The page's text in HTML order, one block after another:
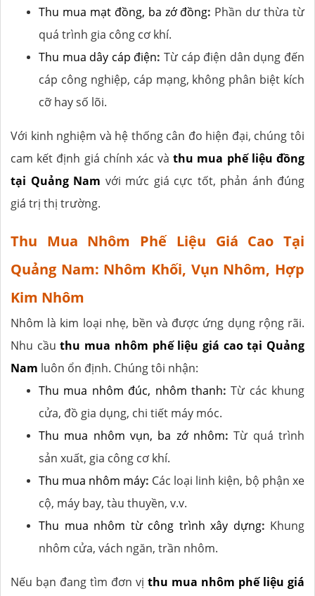
Thu mua mạt đồng, ba zớ đồng: Phần dư thừa từ
quá trình gia công cơ khí.
Thu mua dây cáp điện: Từ cáp điện dân dụng đến
cáp công nghiệp, cáp mạng, không phân biệt kích
cỡ hay số lõi.
Với kinh nghiệm và hệ thống cân đo hiện đại, chúng tôi
cam kết định giá chính xác vàthu mua phế liệu đồng
tại Quảng Nam với mức giá cực tốt, phản ánh đúng
giá trị thị trường.
Thu Mua Nhôm Phế Liệu Giá Cao Tại
Quảng Nam: Nhôm Khối, Vụn Nhôm, Hợp
Kim Nhôm
Nhôm là kim loại nhẹ, bền và được ứng dụng rộng rãi.
Nhu cầuthu mua nhôm phế liệu giá cao tại Quảng
Nam luôn ổn định. Chúng tôi nhận:
Thu mua nhôm đúc, nhôm thanh: Từ các khung
cửa, đồ gia dụng, chi tiết máy móc.
Thu mua nhôm vụn, ba zớ nhôm: Từ quá trình
sản xuất, gia công cơ khí.
Thu mua nhôm máy: Các loại linh kiện, bộ phận xe
cộ, máy bay, tàu thuyền, v.v.
Thu mua nhôm từ công trình xây dựng: Khung
nhôm cửa, vách ngăn, trần nhôm.
Nếu bạn đang tìm đơn vị thu mua nhôm phế liệu giá